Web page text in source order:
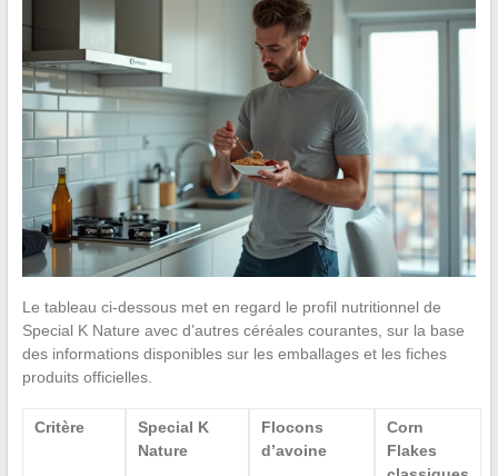
Le tableau ci-dessous met en regard le profil nutritionnel de
Special K Nature avec d’autres céréales courantes, sur la base
des informations disponibles sur les emballages et les fiches
produits officielles.
Critère
Special K
Nature
Flocons
d’avoine
Corn
Flakes